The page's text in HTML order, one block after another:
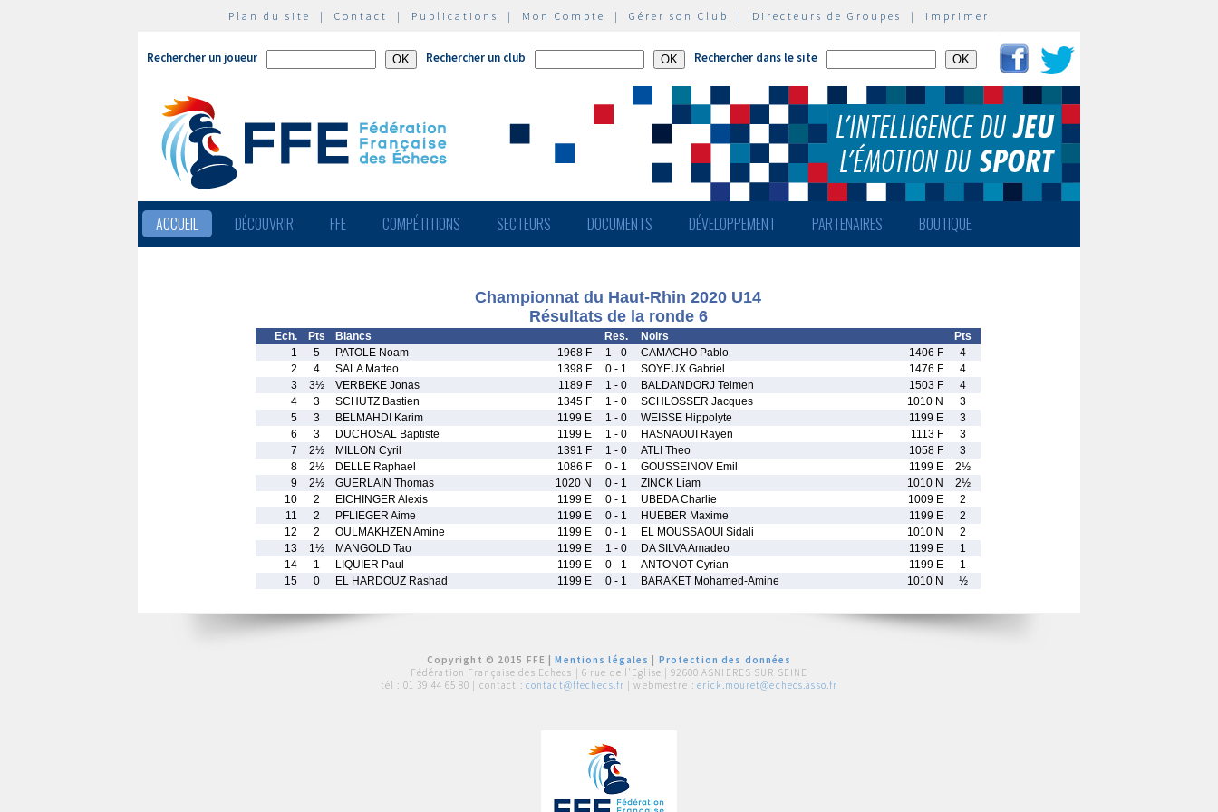
Plan du site | Contact | Publications | Mon Compte | Gérer son Club | Directeurs de Groupes | Imprimer
Rechercher un joueur Rechercher un club Rechercher dans le site
ACCUEIL DÉCOUVRIR FFE COMPÉTITIONS SECTEURS DOCUMENTS DÉVELOPPEMENT PARTENAIRES BOUTIQUE
Championnat du Haut-Rhin 2020 U14
Résultats de la ronde 6
Ech. Pts Blancs Res. Noirs
Pts
1
5 PATOLE Noam 1968 F 1 - 0 CAMACHO Pablo 1406 F
4
2
4 SALA Matteo 1398 F 0 - 1 SOYEUX Gabriel 1476 F
4
3
3½ VERBEKE Jonas 1189 F 1 - 0 BALDANDORJ Telmen 1503 F
4
4
3 SCHUTZ Bastien 1345 F 1 - 0 SCHLOSSER Jacques 1010 N
3
5
3 BELMAHDI Karim 1199 E 1 - 0 WEISSE Hippolyte 1199 E
3
6
3 DUCHOSAL Baptiste 1199 E 1 - 0 HASNAOUI Rayen 1113 F
3
7
2½ MILLON Cyril 1391 F 1 - 0 ATLI Theo 1058 F
3
8
2½ DELLE Raphael 1086 F 0 - 1 GOUSSEINOV Emil 1199 E
2½
9
2½ GUERLAIN Thomas 1020 N 0 - 1 ZINCK Liam 1010 N
2½
10
2 EICHINGER Alexis 1199 E 0 - 1 UBEDA Charlie 1009 E
2
11
2 PFLIEGER Aime 1199 E 0 - 1 HUEBER Maxime 1199 E
2
12
2 OULMAKHZEN Amine 1199 E 0 - 1 EL MOUSSAOUI Sidali 1010 N
2
13
1½ MANGOLD Tao 1199 E 1 - 0 DA SILVA Amadeo 1199 E
1
14
1 LIQUIER Paul 1199 E 0 - 1 ANTONOT Cyrian 1199 E
1
15
0 EL HARDOUZ Rashad 1199 E 0 - 1 BARAKET Mohamed-Amine 1010 N ½
Copyright © 2015 FFE |Mentions légales
Protection des données
Fédération Française des Echecs | 6 rue de l'Eglise | 92600 ASNIERES SUR SEINE
tél : 01 39 44 65 80 | contact : contact@ffechecs.fr | webmestre : erick.mouret@echecs.asso.fr